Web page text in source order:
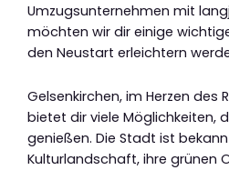
Umzugsunternehmen mit
möchten wir dir einige
den Neustart erleichtern
Gelsenkirchen, im Herzen des
bietet dir viele Möglichkeiten,
genießen. Die Stadt ist
Kulturlandschaft, ihre grünen